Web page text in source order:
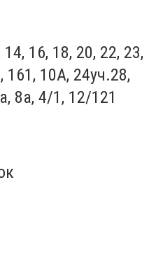
16, 18, 20, 22, 23,
161, 10А, 24уч.28,
8а, 4/1, 12/121